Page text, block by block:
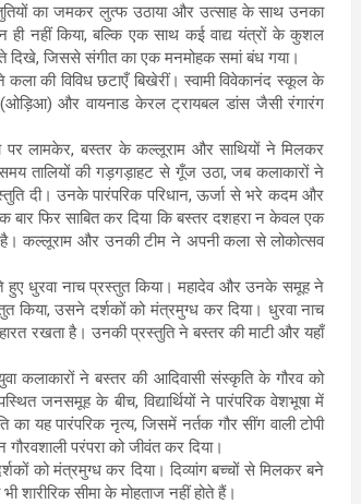
का जमकर लुत्फ उठाया और उत्साह के साथ उनका
नहीं किया, बल्कि एक साथ कई वाद्य यंत्रों के कुशल
दिखे, जिससे संगीत का एक मनमोहक समां बंध गया।
की विविध छटाएँ बिखेरीं। स्वामी विवेकानंद स्कूल के
(ओड़िआ) और वायनाड केरल ट्रायबल डांस जैसी रंगारंग
पर लामकेर, बस्तर के कल्लूराम और साथियों ने मिलकर
तालियों की गड़गड़ाहट से गूँज उठा, जब कलाकारों ने
दी। उनके पारंपरिक परिधान, ऊर्जा से भरे कदम और
फिर साबित कर दिया कि बस्तर दशहरा न केवल एक
कल्लूराम और उनकी टीम ने अपनी कला से लोकोत्सव
धुरवा नाच प्रस्तुत किया। महादेव और उनके समूह ने
उसने दर्शकों को मंत्रमुग्ध कर दिया। धुरवा नाच
रखता है। उनकी प्रस्तुति ने बस्तर की माटी और यहाँ
कलाकारों ने बस्तर की आदिवासी संस्कृति के गौरव को
जनसमूह के बीच, विद्यार्थियों ने पारंपरिक वेशभूषा में
यह पारंपरिक नृत्य, जिसमें नर्तक गौर सींग वाली टोपी
परंपरा को जीवंत कर दिया।
को मंत्रमुग्ध कर दिया। दिव्यांग बच्चों से मिलकर बने
शारीरिक सीमा के मोहताज नहीं होते हैं।